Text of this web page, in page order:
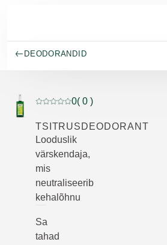
DEODORANDID
Praegune hinnang: 0 5-st
0( 0 )
TSITRUSDEODORANT
Looduslik
värskendaja,
mis
neutraliseerib
kehalõhnu
Sa
tahad